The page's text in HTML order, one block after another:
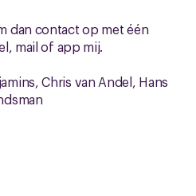
dan contact op met één
mail of app mij.
Chris van Andel, Hans